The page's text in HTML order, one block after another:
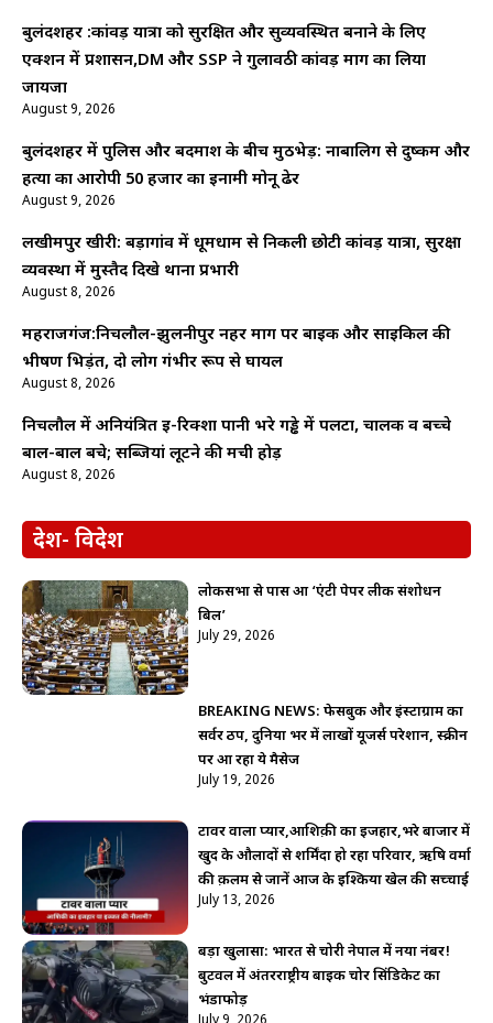
बुलंदशहर :कांवड़ यात्रा को सुरक्षित और सुव्यवस्थित बनाने के लिए
एक्शन में प्रशासन,DM और SSP ने गुलावठी कांवड़ मार्ग का लिया
जायजा
August 9, 2026
बुलंदशहर में पुलिस और बदमाश के बीच मुठभेड़: नाबालिग से दुष्कर्म और
हत्या का आरोपी 50 हजार का इनामी मोनू ढेर
August 9, 2026
लखीमपुर खीरी: बड़ागांव में धूमधाम से निकली छोटी कांवड़ यात्रा, सुरक्षा
व्यवस्था में मुस्तैद दिखे थाना प्रभारी
August 8, 2026
महराजगंज:निचलौल-झुलनीपुर नहर मार्ग पर बाइक और साइकिल की
भीषण भिड़ंत, दो लोग गंभीर रूप से घायल
August 8, 2026
निचलौल में अनियंत्रित ई-रिक्शा पानी भरे गड्ढे में पलटा, चालक व बच्चे
बाल-बाल बचे; सब्जियां लूटने की मची होड़
August 8, 2026
देश- विदेश
लोकसभा से पास हुआ ‘एंटी पेपर लीक संशोधन
बिल’
July 29, 2026
BREAKING NEWS: फेसबुक और इंस्टाग्राम का
सर्वर ठप, दुनिया भर में लाखों यूजर्स परेशान, स्क्रीन
पर आ रहा ये मैसेज
July 19, 2026
टावर वाला प्यार,आशिक़ी का इजहार,भरे बाजार में
खुद के औलादों से शर्मिंदा हो रहा परिवार, ऋषि वर्मा
की क़लम से जानें आज के इश्किया खेल की सच्चाई
July 13, 2026
बड़ा खुलासा: भारत से चोरी नेपाल में नया नंबर!
बुटवल में अंतरराष्ट्रीय बाइक चोर सिंडिकेट का
भंडाफोड़